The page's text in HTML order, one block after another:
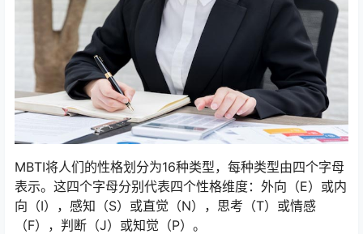
MBTI将人们的性格划分为16种类型，每种类型由四个字母
表示。这四个字母分别代表四个性格维度：外向（E）或内
向（I），感知（S）或直觉（N），思考（T）或情感
（F），判断（J）或知觉（P）。